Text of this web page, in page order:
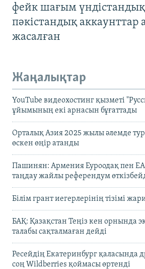
фейк шағым
пәкістандық аккаунттар
жасалған
Жаңалықтар
YouTube видеохостинг қызметі
ұйымының екі арнасын бұғаттады
Орталық Азия 2025 жылы әлемде
өскен өңір атанды
Пашинян: Армения Еуроодақ пен
таңдау жайлы референдум
Білім грант иегерлерінің тізімі
БАҚ: Қазақстан Теңіз кен орнында
талабы сақталмаған дейді
Ресейдің Екатеринбург қаласында
соң Wildberries қоймасы өртенді